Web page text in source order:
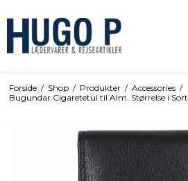
Forside / Shop / Produkter / Accessories /
Bugundar Cigaretetui til Alm. Størrelse i Sort